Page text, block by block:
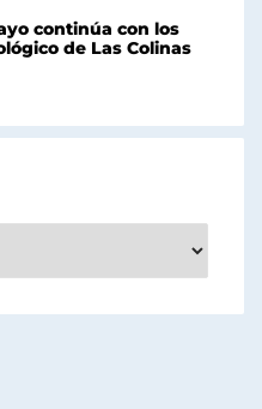
continúa con los
de Las Colinas